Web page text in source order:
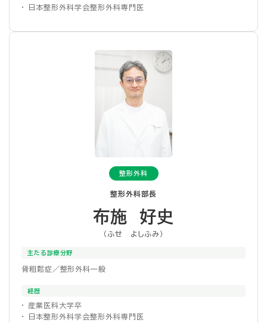
・ 日本整形外科学会整形外科専門医
整形外科
整形外科部長
布施 好史
（ふせ よしふみ）
主たる診療分野
骨粗鬆症／整形外科一般
経歴
・ 産業医科大学卒
・ 日本整形外科学会整形外科専門医